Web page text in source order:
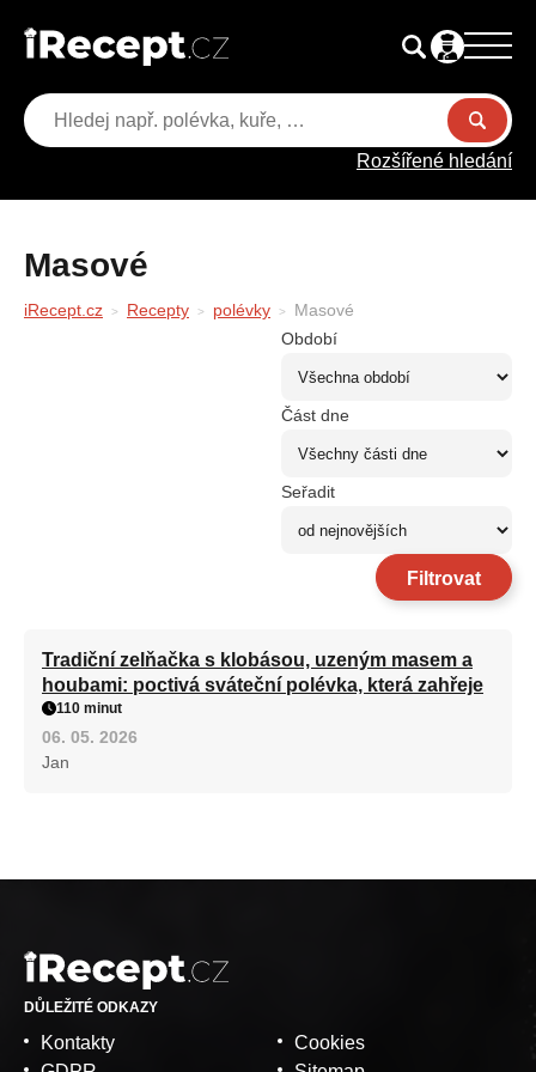
Rozšířené hledání
Masové
iRecept.cz Recepty polévky
Masové
Období
Část dne
Seřadit
Filtrovat
Tradiční zelňačka s klobásou, uzeným masem a
houbami: poctivá sváteční polévka, která zahřeje
110 minut
06. 05. 2026
Jan
DŮLEŽITÉ ODKAZY
Kontakty
Cookies